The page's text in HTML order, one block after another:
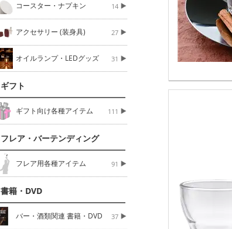
コースター・ナプキン 14
アクセサリー (装身具) 27
オイルランプ・LEDグッズ 31
ギフト
ギフト向け各種アイテム 111
フレア・バーテンディング
フレア用各種アイテム 91
書籍・DVD
バー・酒類関連 書籍・DVD 37